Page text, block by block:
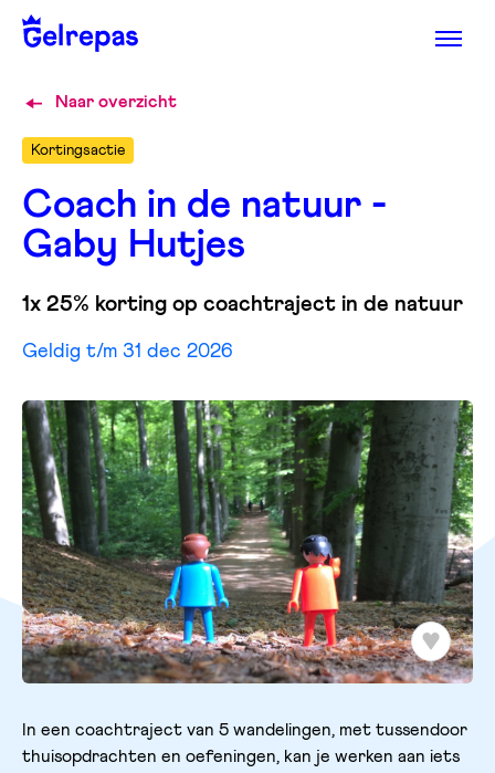
Naar overzicht
Kortingsactie
Coach in de natuur -
Gaby Hutjes
1x 25% korting op coachtraject in de natuur
Geldig t/m 31 dec 2026
In een coachtraject van 5 wandelingen, met tussendoor
thuisopdrachten en oefeningen, kan je werken aan iets